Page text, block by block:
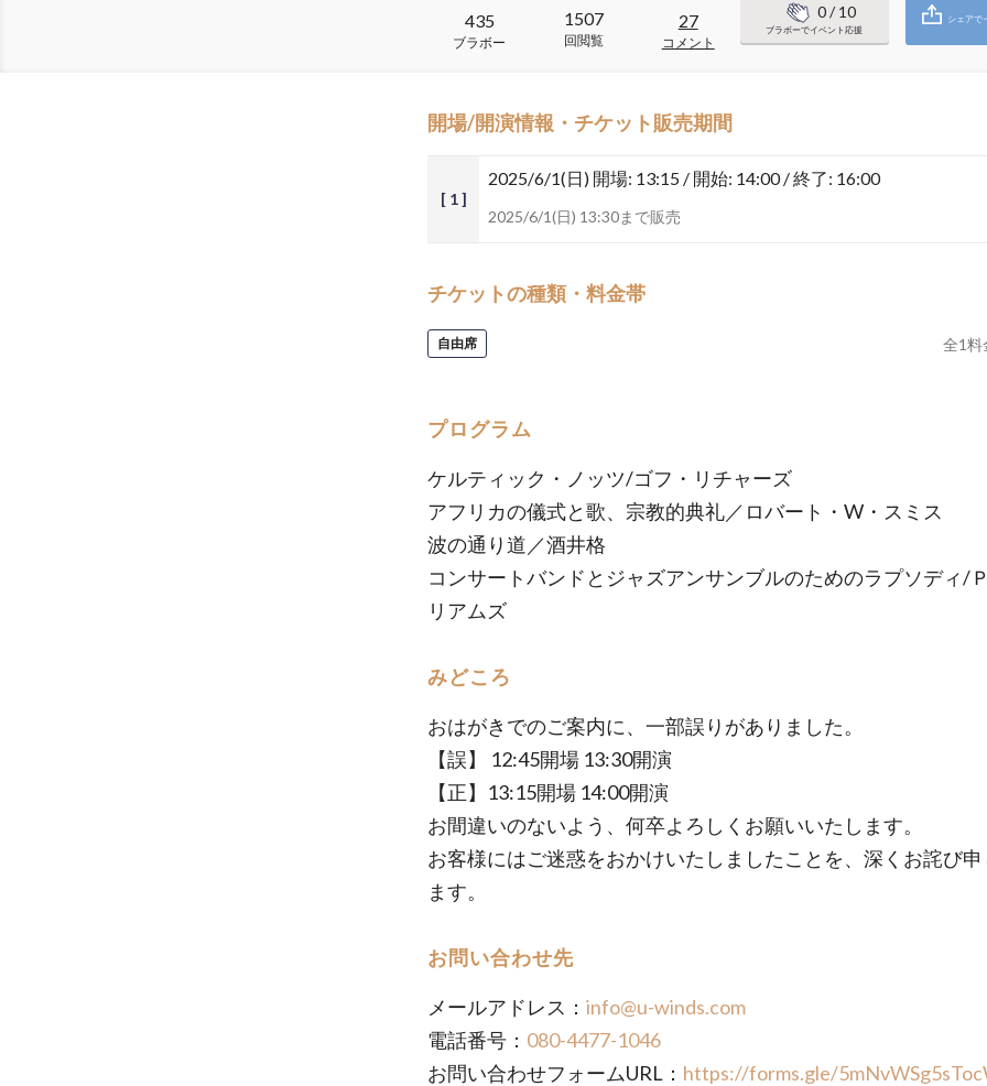
435
ブラボー
1507
回閲覧
27
コメント
0/ 10
ブラボーでイベント応援
シェアで
開場/開演情報・チケット販売期間
[ 1 ]
2025/6/1(日) 開場: 13:15 / 開始: 14:00 / 終了: 16:00
2025/6/1(日) 13:30まで販売
チケットの種類・料金帯
自由席 全1料
プログラム
ケルティック・ノッツ/ゴフ・リチャーズ
アフリカの儀式と歌、宗教的典礼／ロバート・W・スミス
波の通り道／酒井格
コンサートバンドとジャズアンサンブルのためのラプソディ/
リアムズ
みどころ
おはがきでのご案内に、一部誤りがありました。
【誤】 12:45開場 13:30開演
【正】13:15開場 14:00開演
お間違いのないよう、何卒よろしくお願いいたします。
お客様にはご迷惑をおかけいたしましたことを、深くお詫び
ます。
お問い合わせ先
メールアドレス： info@u-winds.com
電話番号： 080-4477-1046
お問い合わせフォームURL： https://forms.gle/